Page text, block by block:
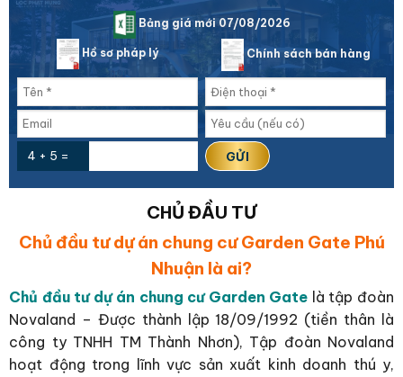
Bảng giá mới 07/08/2026
Hồ sơ pháp lý Chính sách bán hàng
4 + 5 =
CHỦ ĐẦU TƯ
Chủ đầu tư dự án chung cư Garden Gate Phú
Nhuận là ai?
Chủ đầu tư dự án chung cư Garden Gate là tập đoàn
Novaland – Được thành lập 18/09/1992 (tiền thân là
công ty TNHH TM Thành Nhơn), Tập đoàn Novaland
hoạt động trong lĩnh vực sản xuất kinh doanh thú y,